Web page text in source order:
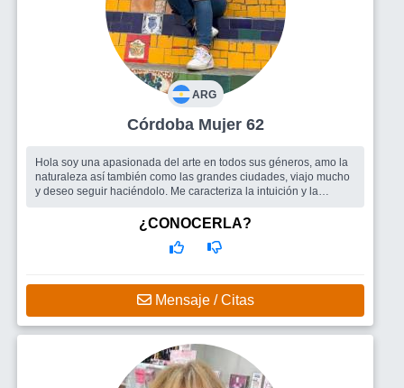
ARG
Córdoba Mujer 62
Hola soy una apasionada del arte en todos sus géneros, amo la
naturaleza así también como las grandes ciudades, viajo mucho
y deseo seguir haciéndolo. Me caracteriza la intuición y la
Amigos y por qué no un compañero de vida.
¿CONOCERLA?
Mensaje / Citas